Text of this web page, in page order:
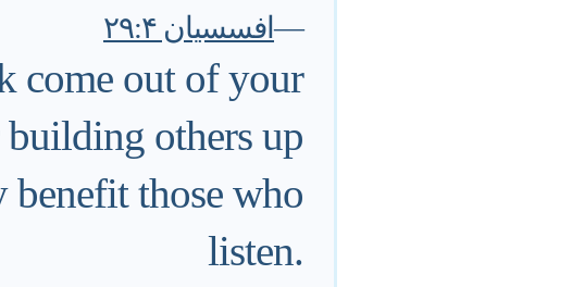
—افسسیان ۲۹:۴
come out of your
others up
benefit those who
listen.